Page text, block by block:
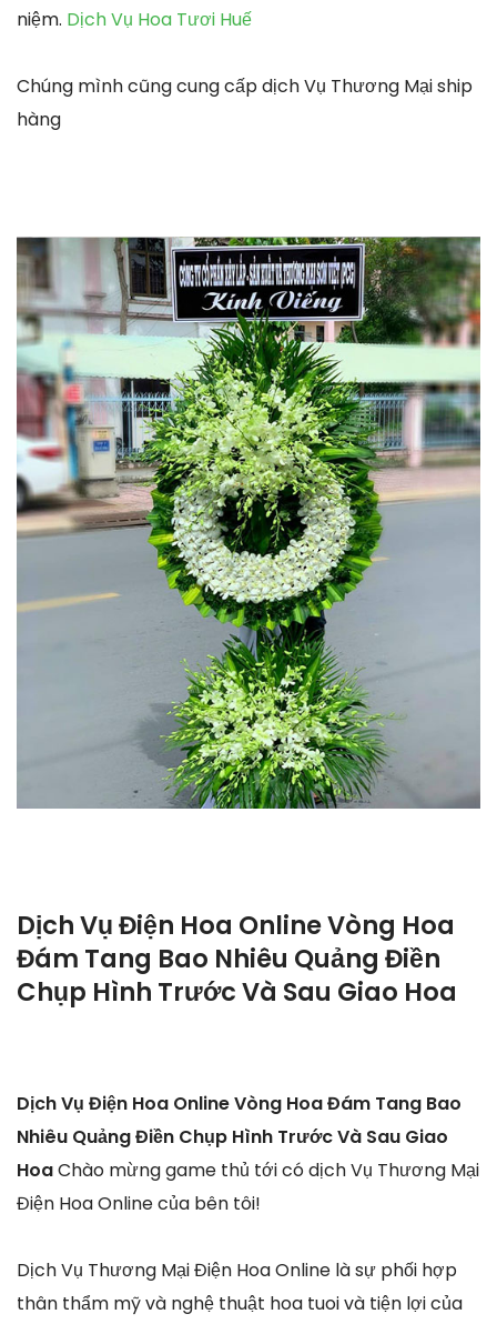
niệm. Dịch Vụ Hoa Tươi Huế
Chúng mình cũng cung cấp dịch Vụ Thương Mại ship
hàng
Dịch Vụ Điện Hoa Online Vòng Hoa
Đám Tang Bao Nhiêu Quảng Điền
Chụp Hình Trước Và Sau Giao Hoa
Dịch Vụ Điện Hoa Online Vòng Hoa Đám Tang Bao
Nhiêu Quảng Điền Chụp Hình Trước Và Sau Giao
HoaChào mừng game thủ tới có dịch Vụ Thương Mại
Điện Hoa Online của bên tôi!
Dịch Vụ Thương Mại Điện Hoa Online là sự phối hợp
thân thẩm mỹ và nghệ thuật hoa tuoi và tiện lợi của